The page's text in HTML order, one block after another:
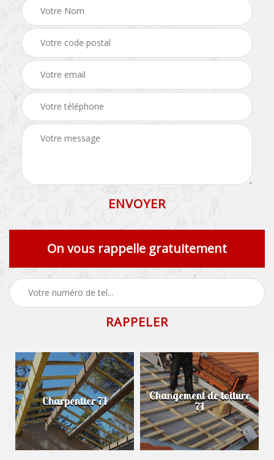
On vous rappelle gratuitement
Charpentier 71 Changement de toiture
71